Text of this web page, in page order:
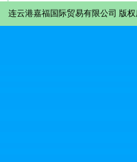
连云港嘉福国际贸易有限公司 版